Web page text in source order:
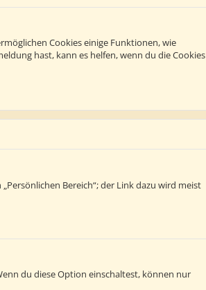
Cookies einige Funktionen, wie
hast, kann es helfen, wenn du die Cookies
Bereich“; der Link dazu wird meist
du diese Option einschaltest, können nur